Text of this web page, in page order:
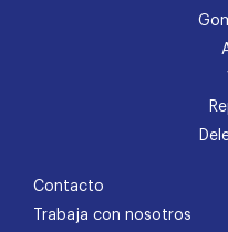
Contacto
Trabaja con nosotros